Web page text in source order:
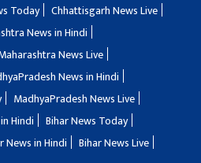
Today
Chhattisgarh News Live
News in Hindi
News Live
News in Hindi
MadhyaPradesh News Live
Hindi
Bihar News Today
News in Hindi Bihar News Live